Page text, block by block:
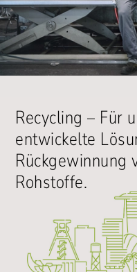
Recycling – Für
entwickelte
Rückgewinnung
Rohstoffe.